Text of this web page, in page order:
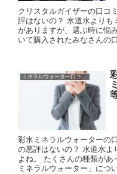
クリスタルガイザーの口コ
評はないの？ 水道水よりも
がありますが、選ぶ時に悩
いて購入されたみなさんの
ミネラルウォーター口コミに落とし穴？
彩水ミネラルウォーターの
の悪評はないの？ 水道水よ
よね。 たくさんの種類が
ミネラルウォーター」につ